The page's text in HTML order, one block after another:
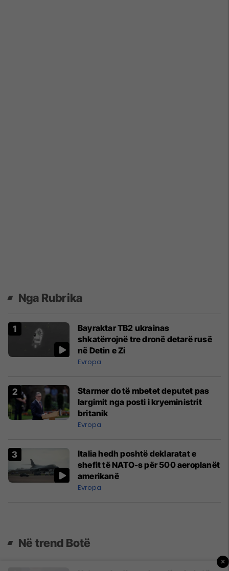
Nga Rubrika
Bayraktar TB2 ukrainas
shkatërrojnë tre dronë detarë rusë
në Detin e Zi
Evropa
Starmer do të mbetet deputet pas
largimit nga posti i kryeministrit
britanik
Evropa
Italia hedh poshtë deklaratat e
shefit të NATO-s për 500 aeroplanët
amerikanë
Evropa
Në trend Botë
×